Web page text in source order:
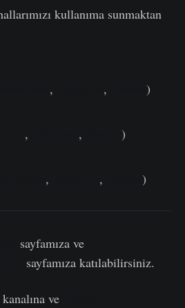
kullanıma sunmaktan
, ,
)
, ,
)
, , )
sayfamıza ve
sayfamıza katılabilirsiniz.
kanalına ve